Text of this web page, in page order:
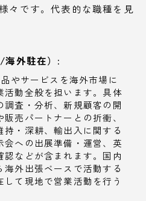
々です。代表的な職種を見
海外駐在）:
やサービスを海外市場に
活動全般を担います。具体
調査・分析、新規顧客の開
売パートナーとの折衝、
持・深耕、輸出入に関する
会への出展準備・運営、英
認などが含まれます。国内
海外出張ベースで活動する
て現地で営業活動を行う